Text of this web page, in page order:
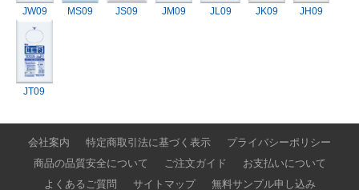
JW09 MS09 JS09 JM09 JL09 JK09 JH09
JT09
会社案内 特定商取引法に基づく表示
プライバシーポリシー
商品の品質安全について
ご注文ガイド
お支払いについて
よくあるご質問
サイトマップ 無料サンプル申し込み